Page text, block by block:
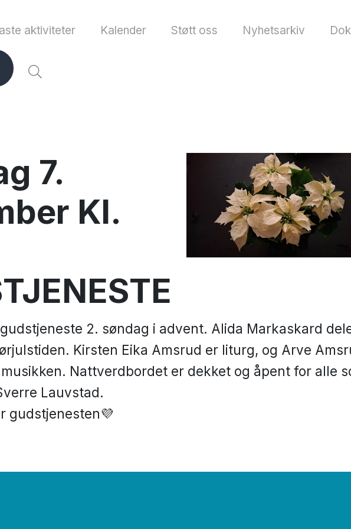
aktiviteter Kalender Støtt oss Nyhetsarkiv
7.
Kl.
2. søndag i advent. Alida Markaskard
Kirsten Eika Amsrud er liturg, og Arve
Nattverdbordet er dekket og åpent for alle
Lauvstad.
gudstjenesten💜